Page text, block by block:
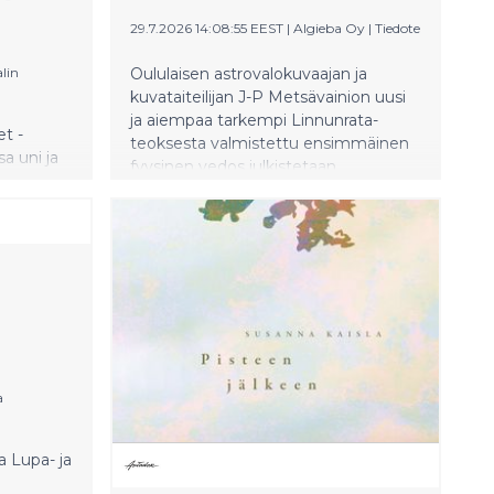
-
uni ja
29.7.2026 14:08:55 EEST | Algieba Oy | Tiedote
Oululaisen astrovalokuvaajan ja
kuvataiteilijan J-P Metsävainion uusi
ja aiempaa tarkempi Linnunrata-
teoksesta valmistettu ensimmäinen
fyysinen vedos julkistetaan
Showroomissa Euroopan
kulttuuripääkaupungissa Oulussa.
Lähes kahdeksan metriä pitkä teos
perustuu 18 vuoden aikana kerättyyn
Lupa- ja